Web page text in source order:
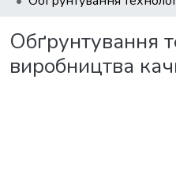
Обґрунтування
виробництва